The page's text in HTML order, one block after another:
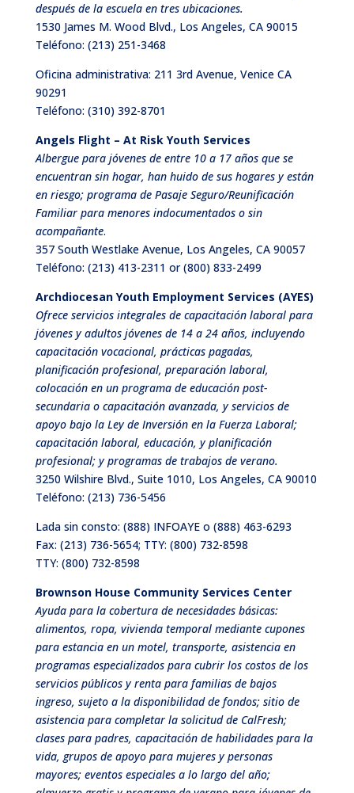
después de la escuela en tres ubicaciones.
1530 James M. Wood Blvd., Los Angeles, CA 90015
Teléfono: (213) 251-3468
Oficina administrativa: 211 3rd Avenue, Venice CA
90291
Teléfono: (310) 392-8701
Angels Flight – At Risk Youth Services
Albergue para jóvenes de entre 10 a 17 años que se
encuentran sin hogar, han huido de sus hogares y están
en riesgo; programa de Pasaje Seguro/Reunificación
Familiar para menores indocumentados o sin
acompañante.
357 South Westlake Avenue, Los Angeles, CA 90057
Teléfono: (213) 413-2311 or (800) 833-2499
Archdiocesan Youth Employment Services (AYES)
Ofrece servicios integrales de capacitación laboral para
jóvenes y adultos jóvenes de 14 a 24 años, incluyendo
capacitación vocacional, prácticas pagadas,
planificación profesional, preparación laboral,
colocación en un programa de educación post-
secundaria o capacitación avanzada, y servicios de
apoyo bajo la Ley de Inversión en la Fuerza Laboral;
capacitación laboral, educación, y planificación
profesional; y programas de trabajos de verano.
3250 Wilshire Blvd., Suite 1010, Los Angeles, CA 90010
Teléfono: (213) 736-5456
Lada sin consto: (888) INFOAYE o (888) 463-6293
Fax: (213) 736-5654; TTY: (800) 732-8598
TTY: (800) 732-8598
Brownson House Community Services Center
Ayuda para la cobertura de necesidades básicas:
alimentos, ropa, vivienda temporal mediante cupones
para estancia en un motel, transporte, asistencia en
programas especializados para cubrir los costos de los
servicios públicos y renta para familias de bajos
ingreso, sujeto a la disponibilidad de fondos; sitio de
asistencia para completar la solicitud de CalFresh;
clases para padres, capacitación de habilidades para la
vida, grupos de apoyo para mujeres y personas
mayores; eventos especiales a lo largo del año;